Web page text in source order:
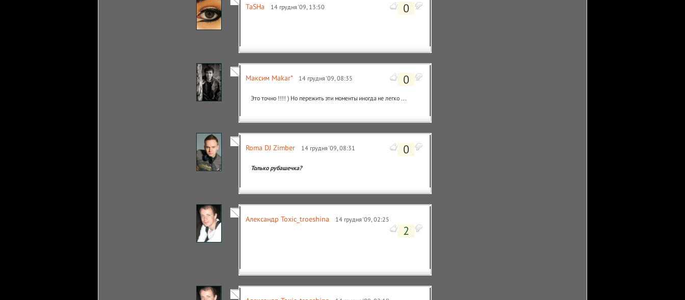
TaSHa 14 грудня '09, 13:50 0
Максим Makar* 14 грудня '09, 08:35 0
Это точно !!!! ) Но пережить эти моменты иногда не легко ...
Roma DJ Zimber 14 грудня '09, 08:31 0
Только рубашечка?
Александр Toxic_troeshina 14 грудня '09, 02:25
2